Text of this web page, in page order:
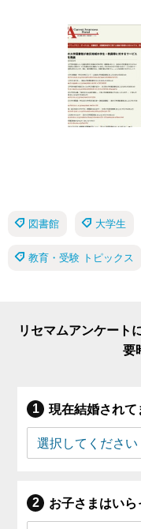
図書館 大学生
教育・受験 トピックス
リセマムアンケート
要
現在結婚されて
お子さまはいら